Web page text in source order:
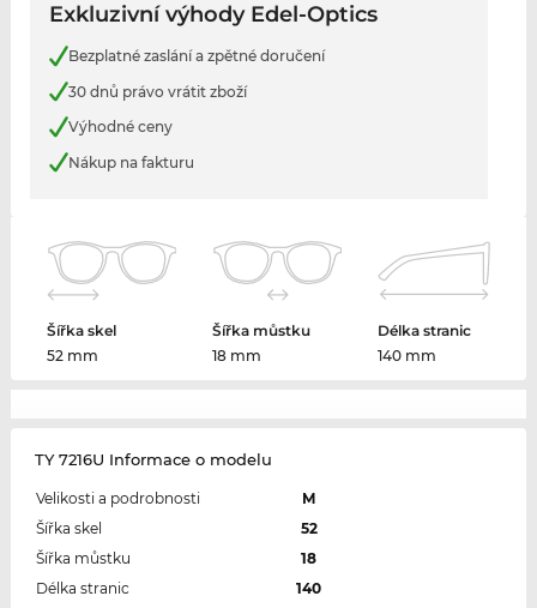
Exkluzivní výhody Edel-Optics
Bezplatné zaslání a zpětné doručení
30 dnů právo vrátit zboží
Výhodné ceny
Nákup na fakturu
Šířka skel
52 mm
Šířka můstku
18 mm
Délka stranic
140 mm
TY 7216U Informace o modelu
Velikosti a podrobnosti
M
Šířka skel
52
Šířka můstku
18
Délka stranic
140